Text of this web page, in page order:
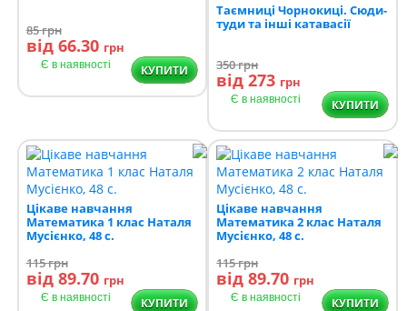
85грн
від 66.30 грн
Є в наявності КУПИТИ
Таємниці Чорнокиці. Сюди-
туди та інші катавасії
350грн
від 273 грн
Є в наявності КУПИТИ
Цікаве навчання
Математика 1 клас Наталя
Мусієнко, 48 с.
115грн
від 89.70 грн
Є в наявності КУПИТИ
Цікаве навчання
Математика 2 клас Наталя
Мусієнко, 48 с.
115грн
від 89.70 грн
Є в наявності КУПИТИ